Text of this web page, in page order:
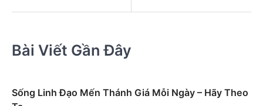
Bài Viết Gần Đây
Sống Linh Đạo Mến Thánh Giá Mỗi Ngày – Hãy Theo